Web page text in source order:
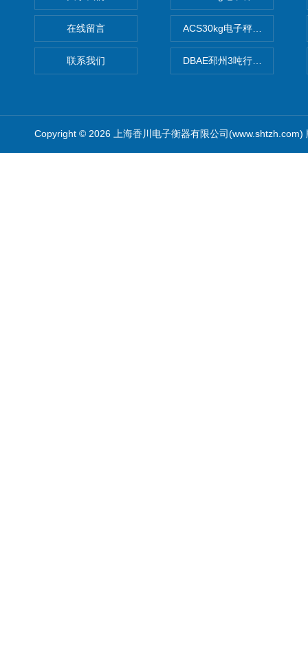
在线留言
联系我们
ACS30kg电子秤价格,30公
DBAE邳州3吨行车电子吊秤
Copyright © 2026 上海香川电子衡器有限公司(www.shtzh.com)